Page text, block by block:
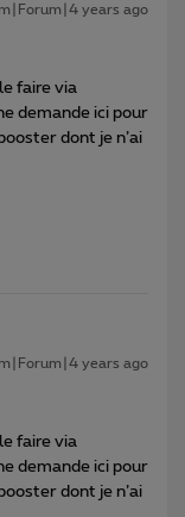
years ago
faire via
demande ici pour
dont je n’ai
years ago
faire via
demande ici pour
dont je n’ai